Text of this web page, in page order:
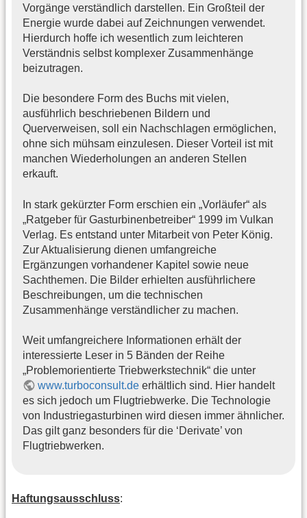
Vorgänge verständlich darstellen. Ein Großteil der
Energie wurde dabei auf Zeichnungen verwendet.
Hierdurch hoffe ich wesentlich zum leichteren
Verständnis selbst komplexer Zusammenhänge
beizutragen.
Die besondere Form des Buchs mit vielen,
ausführlich beschriebenen Bildern und
Querverweisen, soll ein Nachschlagen ermöglichen,
ohne sich mühsam einzulesen. Dieser Vorteil ist mit
manchen Wiederholungen an anderen Stellen
erkauft.
In stark gekürzter Form erschien ein „Vorläufer“ als
„Ratgeber für Gasturbinenbetreiber“ 1999 im Vulkan
Verlag. Es entstand unter Mitarbeit von Peter König.
Zur Aktualisierung dienen umfangreiche
Ergänzungen vorhandener Kapitel sowie neue
Sachthemen. Die Bilder erhielten ausführlichere
Beschreibungen, um die technischen
Zusammenhänge verständlicher zu machen.
Weit umfangreichere Informationen erhält der
interessierte Leser in 5 Bänden der Reihe
„Problemorientierte Triebwerkstechnik“ die unter
www.turboconsult.de erhältlich sind. Hier handelt
es sich jedoch um Flugtriebwerke. Die Technologie
von Industriegasturbinen wird diesen immer ähnlicher.
Das gilt ganz besonders für die ‘Derivate’ von
Flugtriebwerken.
Haftungsausschluss: